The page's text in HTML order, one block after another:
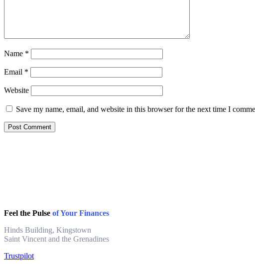
Name *
Email *
Website
Save my name, email, and website in this browser for the next time I
Feel the Pulse of Your Finances
Hinds Building, Kingstown
Saint Vincent and the Grenadines
Trustpilot